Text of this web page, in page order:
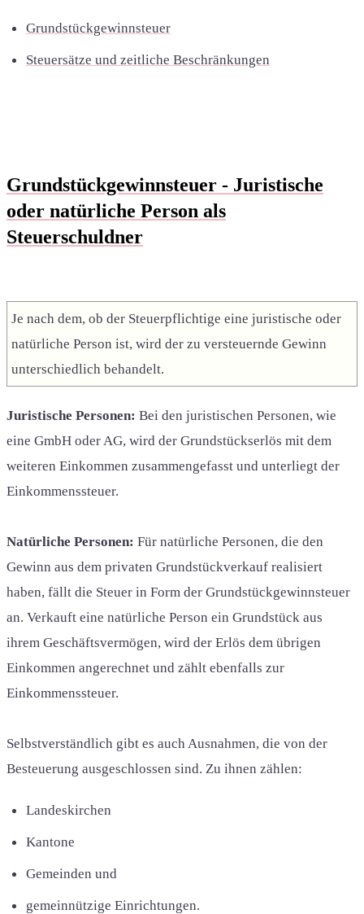
Grundstückgewinnsteuer
Steuersätze und zeitliche Beschränkungen
Grundstückgewinnsteuer - Juristische
oder natürliche Person als
Steuerschuldner
Je nach dem, ob der Steuerpflichtige eine juristische oder
natürliche Person ist, wird der zu versteuernde Gewinn
unterschiedlich behandelt.
Juristische Personen: Bei den juristischen Personen, wie
eine GmbH oder AG, wird der Grundstückserlös mit dem
weiteren Einkommen zusammengefasst und unterliegt der
Einkommenssteuer.
Natürliche Personen: Für natürliche Personen, die den
Gewinn aus dem privaten Grundstückverkauf realisiert
haben, fällt die Steuer in Form der Grundstückgewinnsteuer
an. Verkauft eine natürliche Person ein Grundstück aus
ihrem Geschäftsvermögen, wird der Erlös dem übrigen
Einkommen angerechnet und zählt ebenfalls zur
Einkommenssteuer.
Selbstverständlich gibt es auch Ausnahmen, die von der
Besteuerung ausgeschlossen sind. Zu ihnen zählen:
Landeskirchen
Kantone
Gemeinden und
gemeinnützige Einrichtungen.